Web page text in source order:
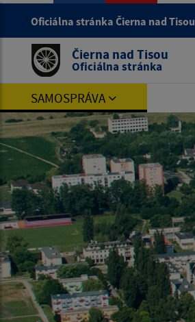
Oficiálna stránka Čierna nad Tisou
Čierna nad Tisou
Oficiálna stránka
SAMOSPRÁVA